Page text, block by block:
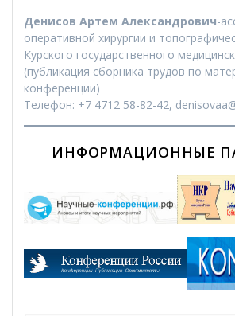
Денисов Артем Александрович-
оперативной хирургии и
Курского государственного
(публикация сборника трудов по
конференции)
Телефон: +7 4712 58-82-42,
ИНФОРМАЦИОННЫЕ